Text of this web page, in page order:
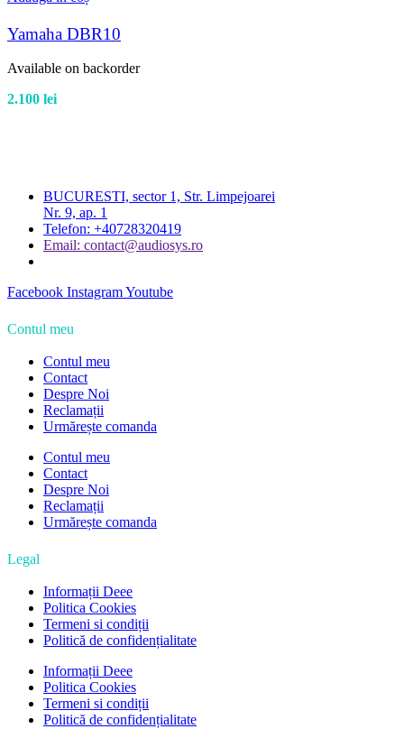
Yamaha DBR10
Available on backorder
2.100 lei
BUCURESTI, sector 1, Str. Limpejoarei
Nr. 9, ap. 1
Telefon: +40728320419
Email: contact@audiosys.ro
Facebook InstagramYoutube
Contul meu
Contul meu
Contact
Despre Noi
Reclamații
Urmărește comanda
Contul meu
Contact
Despre Noi
Reclamații
Urmărește comanda
Legal
Informații Deee
Politica Cookies
Termeni si condiții
Politică de confidențialitate
Informații Deee
Politica Cookies
Termeni si condiții
Politică de confidențialitate